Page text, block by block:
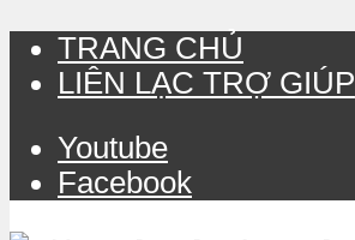
TRANG CHỦ
LIÊN LẠC TRỢ GIÚP
Youtube
Facebook